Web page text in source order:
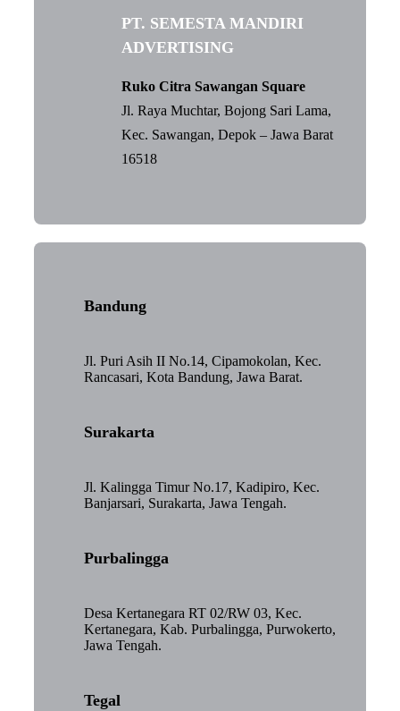
PT. SEMESTA MANDIRI
ADVERTISING
Ruko Citra Sawangan Square
Jl. Raya Muchtar, Bojong Sari Lama,
Kec. Sawangan, Depok – Jawa Barat
16518
Bandung
Jl. Puri Asih II No.14, Cipamokolan, Kec.
Rancasari, Kota Bandung, Jawa Barat.
Surakarta
Jl. Kalingga Timur No.17, Kadipiro, Kec.
Banjarsari, Surakarta, Jawa Tengah.
Purbalingga
Desa Kertanegara RT 02/RW 03, Kec.
Kertanegara, Kab. Purbalingga, Purwokerto,
Jawa Tengah.
Tegal